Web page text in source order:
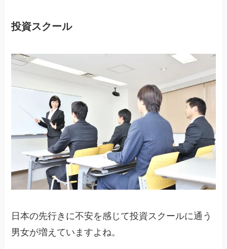
投資スクール
日本の先行きに不安を感じて投資スクールに通う
男女が増えていますよね。